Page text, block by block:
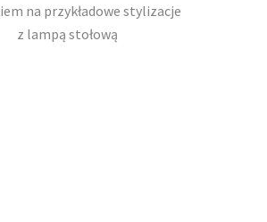
na przykładowe stylizacje
z lampą stołową